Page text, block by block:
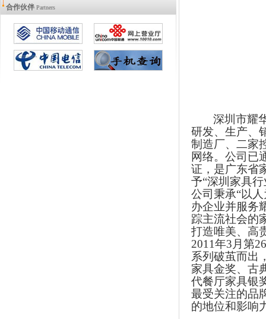
合作伙伴 Partners
深圳市耀
研发、生产、
制造厂、二家
网络。公司已
证，是广东省
予“深圳家具
公司秉承“以
办企业并服务
踪主流社会的
打造唯美、高
2011年3 月第26
系列破茧而出
家具金奖、古
代餐厅家具银
最受关注的品
的地位和影响